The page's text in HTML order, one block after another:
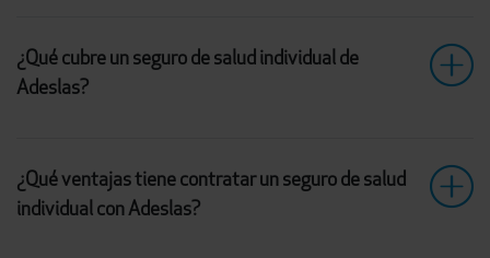
¿Qué cubre un seguro de salud individual de
Adeslas?
¿Qué ventajas tiene contratar un seguro de salud
individual con Adeslas?